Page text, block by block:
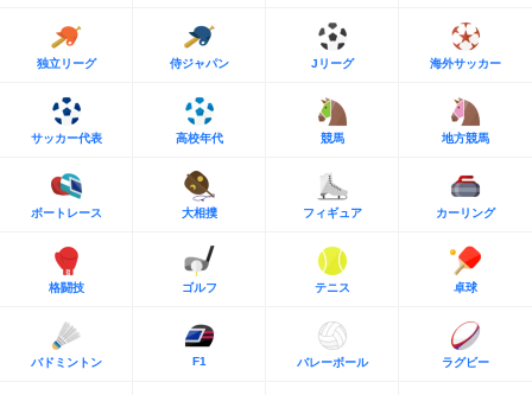
独立リーグ 侍ジャパン Jリーグ 海外サッカー
サッカー代表 高校年代 競馬 地方競馬
ボートレース 大相撲 フィギュア カーリング
格闘技 ゴルフ テニス 卓球
バドミントン F1 バレーボール ラグビー